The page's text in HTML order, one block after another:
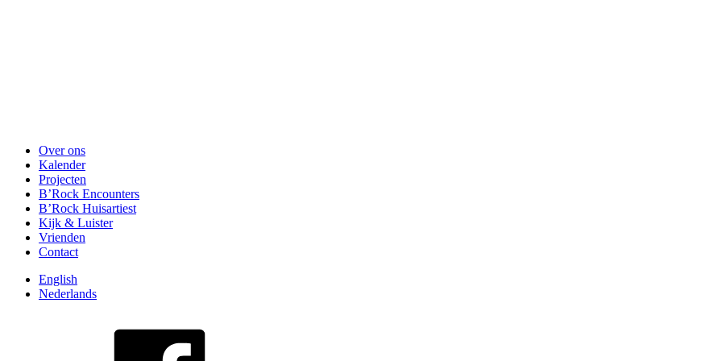
Over ons
Kalender
Projecten
B’Rock Encounters
B’Rock Huisartiest
Kijk & Luister
Vrienden
Contact
English
Nederlands